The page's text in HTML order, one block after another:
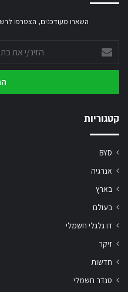
השארו מעודכנים, הצטרפו
את
כתובת
שלך
קטגוריות
BYD
אנרגיה
בארץ
בעולם
דו גלגלי חשמלי
זיקר
חדשות
טנדר חשמלי